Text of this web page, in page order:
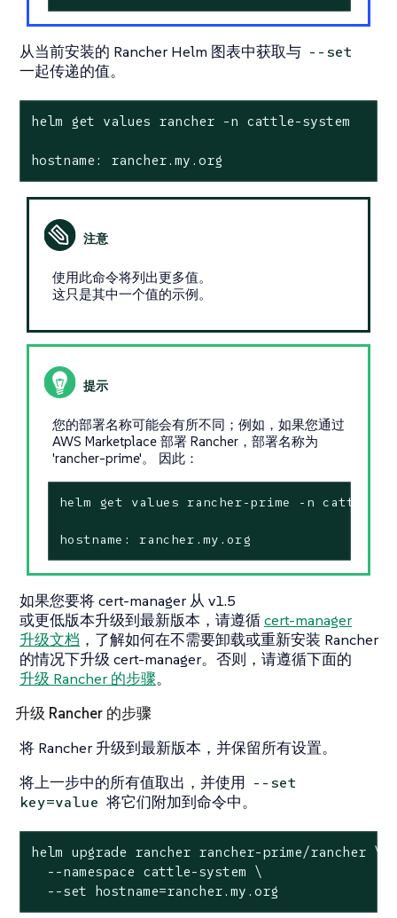
从当前安装的 Rancher Helm 图表中获取与 --set
一起传递的值。
helm get values rancher -n cattle-system
hostname: rancher.my.org
使用此命令将列出更多值。
这只是其中一个值的示例。
您的部署名称可能会有所不同；例如，如果您通过
AWS Marketplace 部署 Rancher，部署名称为
'rancher-prime'。 因此：
helm get values rancher-prime -n cattle-
hostname: rancher.my.org
如果您要将 cert-manager 从 v1.5
或更低版本升级到最新版本，请遵循cert-manager
升级文档 ，了解如何在不需要卸载或重新安装 Rancher
的情况下升级 cert-manager。否则，请遵循下面的
升级 Rancher 的步骤。
升级 Rancher 的步骤
将 Rancher 升级到最新版本，并保留所有设置。
将上一步中的所有值取出，并使用 --set
key=value 将它们附加到命令中。
helm upgrade rancher rancher-prime/rancher \
  --namespace cattle-system \
  --set hostname=rancher.my.org